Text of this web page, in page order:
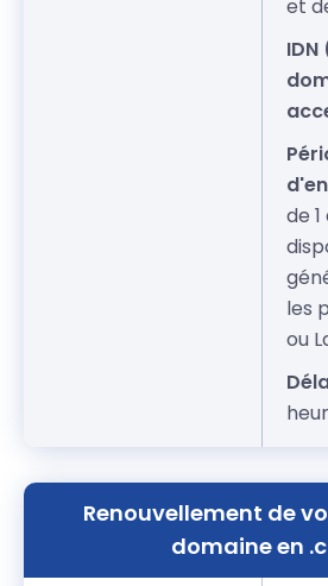
et
de
les
ou
Renouvellement de
domaine en